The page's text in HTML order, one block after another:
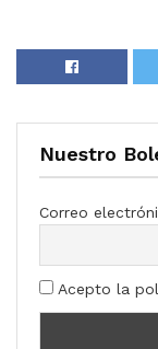
Nuestro
Correo
Acepto la